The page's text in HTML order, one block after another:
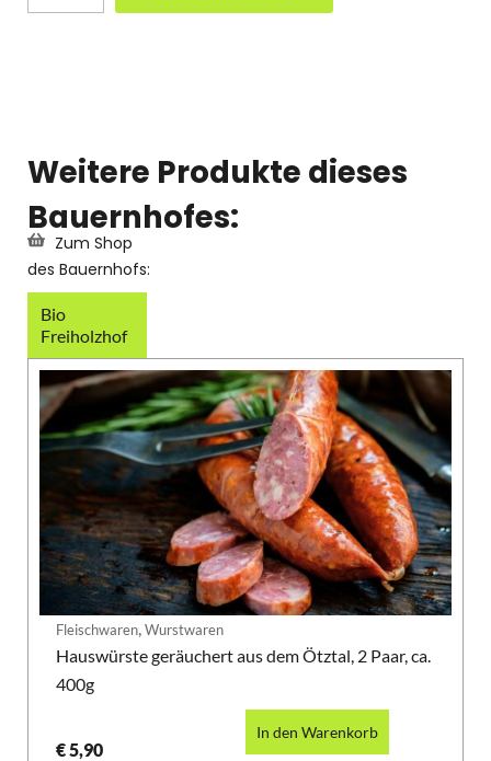
Weitere Produkte dieses
Bauernhofes:
Zum Shop
des Bauernhofs:
Bio
Freiholzhof
Fleischwaren,Wurstwaren
Hauswürste geräuchert aus dem Ötztal, 2 Paar, ca.
400g
€5,90
In den Warenkorb